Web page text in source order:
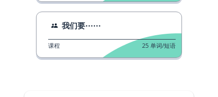
我们要⋯⋯
课程 25 单词/短语